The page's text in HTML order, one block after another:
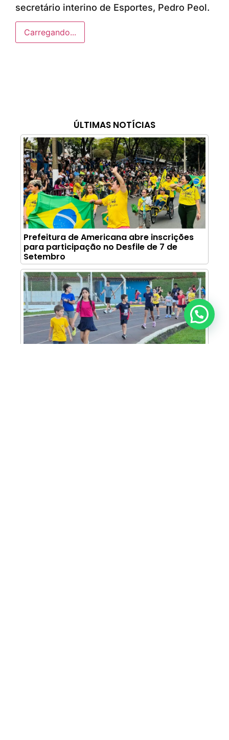
ÚLTIMAS NOTÍCIAS
Prefeitura de Americana abre inscrições
para participação no Desfile de 7 de
Setembro
secretário interino de Esportes, Pedro Peol.
Carregando...
Anunciar ou recomendar matéria